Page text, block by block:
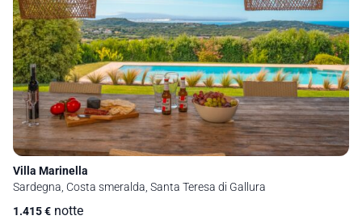
Villa Marinella
Sardegna, Costa smeralda, Santa Teresa di Gallura
1.415€ notte